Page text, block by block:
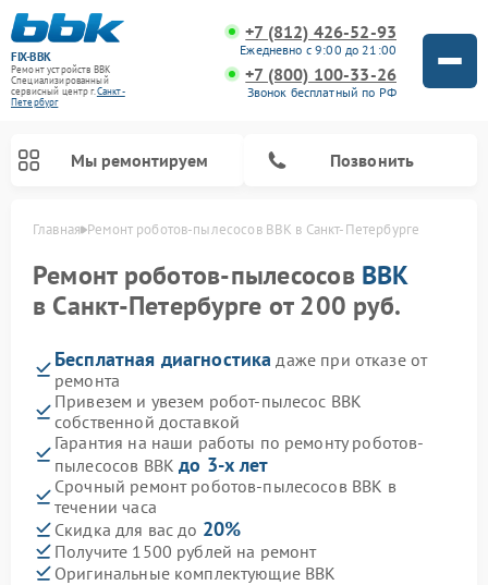
FIX-BBK
Ремонт устройств BBK
Специализированный
cервисный центр г.Санкт-
Петербург
+7 (812) 426-52-93
Ежедневно с 9:00 до 21:00
+7 (800) 100-33-26
Звонок бесплатный по РФ
Мы ремонтируем Позвонить
Главная Ремонт роботов-пылесосов BBK в Санкт-Петербурге
Ремонт роботов-пылесосов BBK
в Санкт-Петербурге от 200 руб.
Бесплатная диагностика даже при отказе от
ремонта
Привезем и увезем робот-пылесос BBK
собственной доставкой
Гарантия на наши работы по ремонту роботов-
пылесосов BBKдо 3-х лет
Срочный ремонт роботов-пылесосов BBK в
течении часа
Скидка для вас до 20%
Получите 1500 рублей на ремонт
Оригинальные комплектующие BBK